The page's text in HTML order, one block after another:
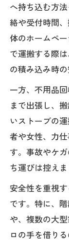
へ持ち込む方
絡や受付時間
体のホームペ
で運搬する際
の積み込み時
一方、不用品
まで出張し、
いストーブの
者や女性、力
す。事故やケ
ち運びは控えま
安全性を重視
です。特に、
や、複数の大
ロの手を借りる